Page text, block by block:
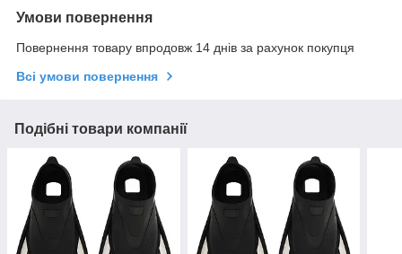
Умови повернення
Повернення товару впродовж 14 днів за рахунок покупця
Всі умови повернення
Подібні товари компанії